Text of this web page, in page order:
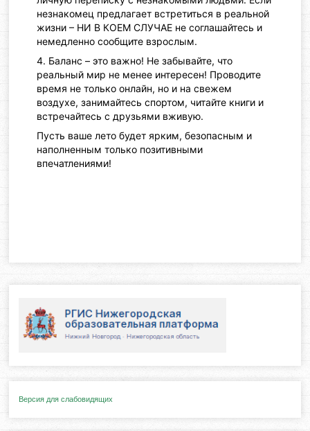
незнакомец предлагает встретиться в реальной
жизни – НИ В КОЕМ СЛУЧАЕ не соглашайтесь и
немедленно сообщите взрослым.
4. Баланс – это важно! Не забывайте, что
реальный мир не менее интересен! Проводите
время не только онлайн, но и на свежем
воздухе, занимайтесь спортом, читайте книги и
встречайтесь с друзьями вживую.
Пусть ваше лето будет ярким, безопасным и
наполненным только позитивными
впечатлениями!
Версия для слабовидящих